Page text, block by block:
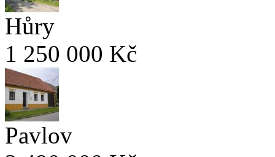
Hůry
1 250 000 Kč
Pavlov